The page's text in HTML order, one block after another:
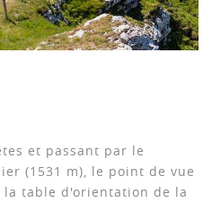
et passant par le
(1531 m), le point de vue
la table d'orientation de la